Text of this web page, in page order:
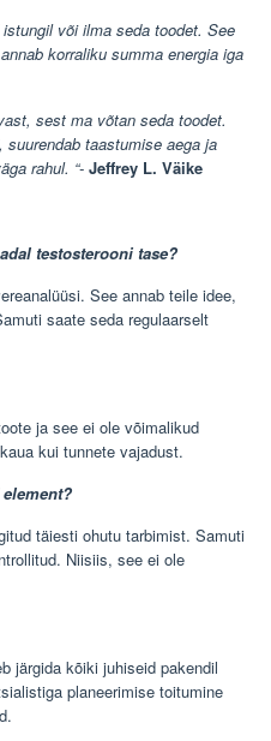
või ilma seda toodet. See
korraliku summa energia iga
sest ma võtan seda toodet.
taastumise aega ja
rahul. “- Jeffrey L. Väike
testosterooni tase?
See annab teile idee,
saate seda regulaarselt
ja see ei ole võimalikud
kui tunnete vajadust.
täiesti ohutu tarbimist. Samuti
Niisiis, see ei ole
järgida kõiki juhiseid pakendil
planeerimise toitumine